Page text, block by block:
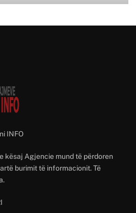
INFO
kësaj Agjencie mund të përdoren
burimit të informacionit. Të